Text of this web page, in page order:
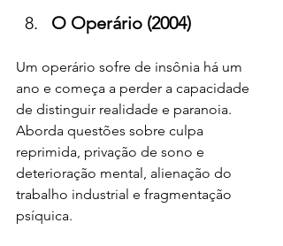
O Operário (2004)
Um operário sofre de insônia há um
ano e começa a perder a capacidade
de distinguir realidade e paranoia.
Aborda questões sobre culpa
reprimida, privação de sono e
deterioração mental, alienação do
trabalho industrial e fragmentação
psíquica.